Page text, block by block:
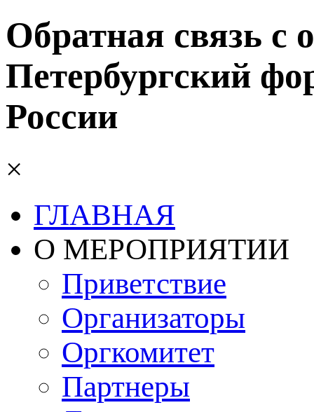
Обратная связь с
Петербургский
России
×
ГЛАВНАЯ
О МЕРОПРИЯТИИ
Приветствие
Организаторы
Оргкомитет
Партнеры